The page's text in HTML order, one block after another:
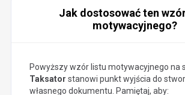
Jak dostosować ten
motywacyjnego?
Powyższy wzór listu motywacyjnego na
Taksator stanowi punkt wyjścia do
własnego dokumentu. Pamiętaj, aby: